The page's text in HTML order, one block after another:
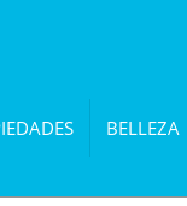
BELLEZA